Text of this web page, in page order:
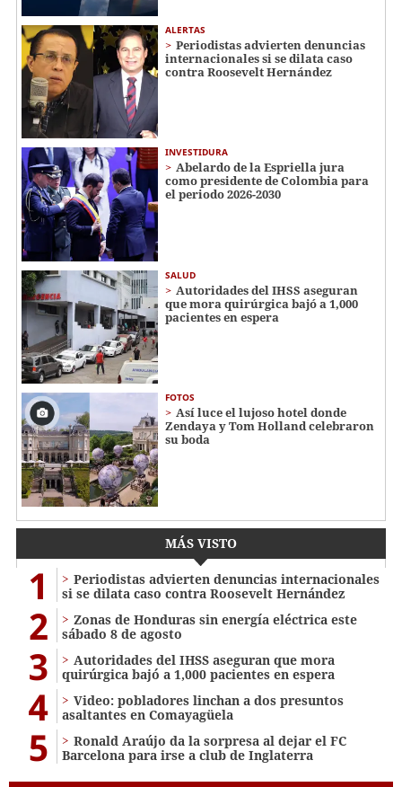
ALERTAS
Periodistas advierten denuncias
internacionales si se dilata caso
contra Roosevelt Hernández
INVESTIDURA
Abelardo de la Espriella jura
como presidente de Colombia para
el periodo 2026-2030
SALUD
Autoridades del IHSS aseguran
que mora quirúrgica bajó a 1,000
pacientes en espera
FOTOS
Así luce el lujoso hotel donde
Zendaya y Tom Holland celebraron
su boda
MÁS VISTO
1
Periodistas advierten denuncias internacionales
si se dilata caso contra Roosevelt Hernández
2
Zonas de Honduras sin energía eléctrica este
sábado 8 de agosto
3
Autoridades del IHSS aseguran que mora
quirúrgica bajó a 1,000 pacientes en espera
4
Video: pobladores linchan a dos presuntos
asaltantes en Comayagüela
5
Ronald Araújo da la sorpresa al dejar el FC
Barcelona para irse a club de Inglaterra